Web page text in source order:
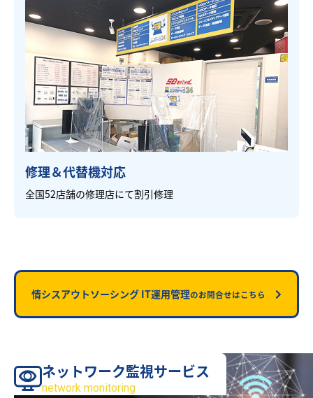
サービス
修理＆代替機対応
全国52店舗の修理店にて割引修理
情シスアウトソーシング IT運用管理のお問合せはこちら
ネットワーク監視サービス
network monitoring